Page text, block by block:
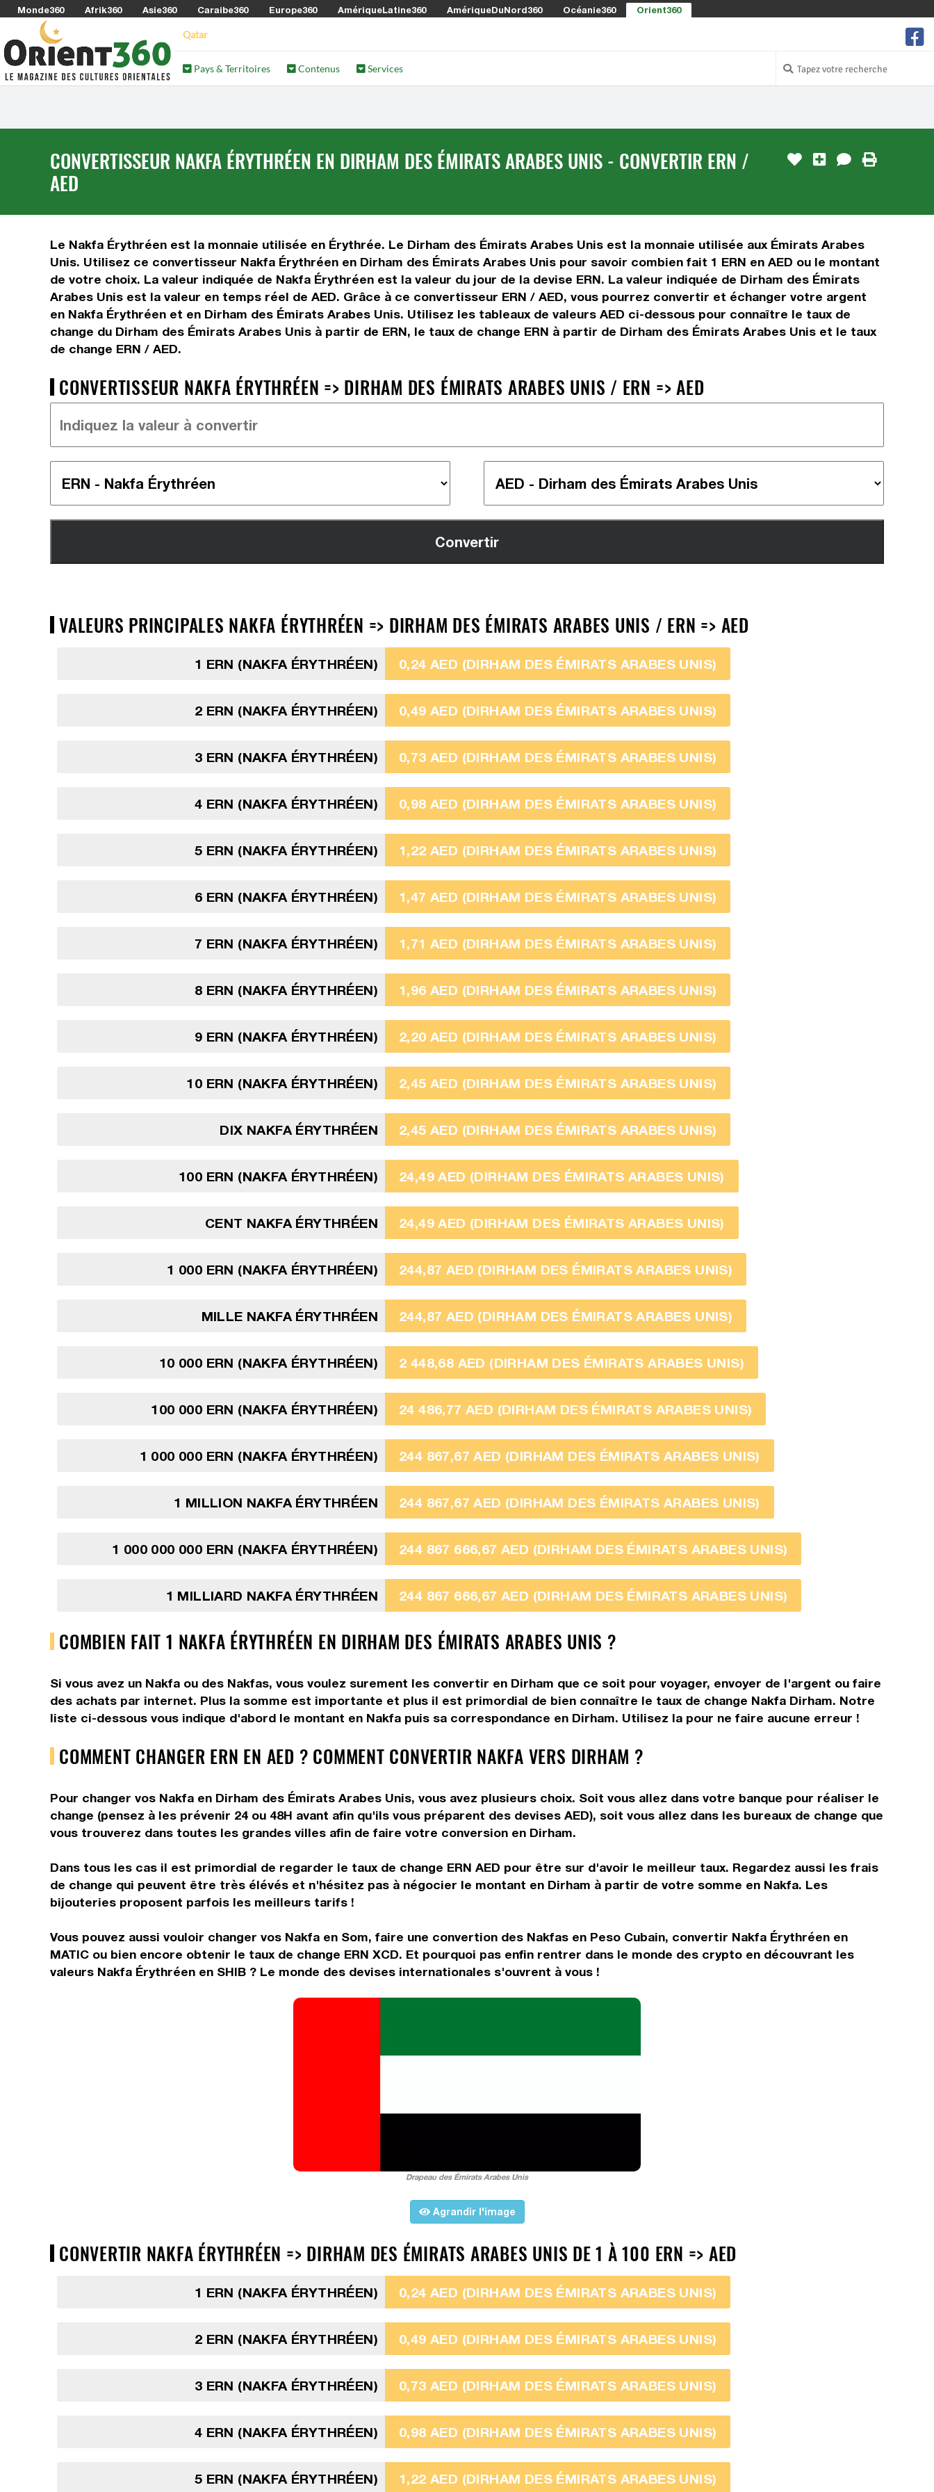
Monde360 Afrik360 Asie360 Caraibe360 Europe360 AmériqueLatine360 AmériqueDuNord360 Océanie360 Orient360
Qatar
Pays & Territoires Contenus Services
CONVERTISSEUR NAKFA ÉRYTHRÉEN EN DIRHAM DES ÉMIRATS ARABES UNIS - CONVERTIR ERN /
AED
Le Nakfa Érythréen est la monnaie utilisée en Érythrée. Le Dirham des Émirats Arabes Unis est la monnaie utilisée aux Émirats Arabes
Unis. Utilisez ce convertisseur Nakfa Érythréen en Dirham des Émirats Arabes Unis pour savoir combien fait 1 ERN en AED ou le montant
de votre choix. La valeur indiquée de Nakfa Érythréen est la valeur du jour de la devise ERN. La valeur indiquée de Dirham des Émirats
Arabes Unis est la valeur en temps réel de AED. Grâce à ce convertisseur ERN / AED, vous pourrez convertir et échanger votre argent
en Nakfa Érythréen et en Dirham des Émirats Arabes Unis. Utilisez les tableaux de valeurs AED ci-dessous pour connaître le taux de
change du Dirham des Émirats Arabes Unis à partir de ERN, le taux de change ERN à partir de Dirham des Émirats Arabes Unis et le taux
de change ERN / AED.
CONVERTISSEUR NAKFA ÉRYTHRÉEN => DIRHAM DES ÉMIRATS ARABES UNIS / ERN => AED
VALEURS PRINCIPALES NAKFA ÉRYTHRÉEN => DIRHAM DES ÉMIRATS ARABES UNIS / ERN => AED
1 ERN (NAKFA ÉRYTHRÉEN) 0,24 AED (DIRHAM DES ÉMIRATS ARABES UNIS)
2 ERN (NAKFA ÉRYTHRÉEN) 0,49 AED (DIRHAM DES ÉMIRATS ARABES UNIS)
3 ERN (NAKFA ÉRYTHRÉEN) 0,73 AED (DIRHAM DES ÉMIRATS ARABES UNIS)
4 ERN (NAKFA ÉRYTHRÉEN) 0,98 AED (DIRHAM DES ÉMIRATS ARABES UNIS)
5 ERN (NAKFA ÉRYTHRÉEN) 1,22 AED (DIRHAM DES ÉMIRATS ARABES UNIS)
6 ERN (NAKFA ÉRYTHRÉEN) 1,47 AED (DIRHAM DES ÉMIRATS ARABES UNIS)
7 ERN (NAKFA ÉRYTHRÉEN) 1,71 AED (DIRHAM DES ÉMIRATS ARABES UNIS)
8 ERN (NAKFA ÉRYTHRÉEN) 1,96 AED (DIRHAM DES ÉMIRATS ARABES UNIS)
9 ERN (NAKFA ÉRYTHRÉEN) 2,20 AED (DIRHAM DES ÉMIRATS ARABES UNIS)
10 ERN (NAKFA ÉRYTHRÉEN) 2,45 AED (DIRHAM DES ÉMIRATS ARABES UNIS)
DIX NAKFA ÉRYTHRÉEN 2,45 AED (DIRHAM DES ÉMIRATS ARABES UNIS)
100 ERN (NAKFA ÉRYTHRÉEN) 24,49 AED (DIRHAM DES ÉMIRATS ARABES UNIS)
CENT NAKFA ÉRYTHRÉEN 24,49 AED (DIRHAM DES ÉMIRATS ARABES UNIS)
1 000 ERN (NAKFA ÉRYTHRÉEN) 244,87 AED (DIRHAM DES ÉMIRATS ARABES UNIS)
MILLE NAKFA ÉRYTHRÉEN 244,87 AED (DIRHAM DES ÉMIRATS ARABES UNIS)
10 000 ERN (NAKFA ÉRYTHRÉEN) 2 448,68 AED (DIRHAM DES ÉMIRATS ARABES UNIS)
100 000 ERN (NAKFA ÉRYTHRÉEN) 24 486,77 AED (DIRHAM DES ÉMIRATS ARABES UNIS)
1 000 000 ERN (NAKFA ÉRYTHRÉEN) 244 867,67 AED (DIRHAM DES ÉMIRATS ARABES UNIS)
1 MILLION NAKFA ÉRYTHRÉEN 244 867,67 AED (DIRHAM DES ÉMIRATS ARABES UNIS)
1 000 000 000 ERN (NAKFA ÉRYTHRÉEN) 244 867 666,67 AED (DIRHAM DES ÉMIRATS ARABES UNIS)
1 MILLIARD NAKFA ÉRYTHRÉEN 244 867 666,67 AED (DIRHAM DES ÉMIRATS ARABES UNIS)
COMBIEN FAIT 1 NAKFA ÉRYTHRÉEN EN DIRHAM DES ÉMIRATS ARABES UNIS ?
Si vous avez un Nakfa ou des Nakfas, vous voulez surement les convertir en Dirham que ce soit pour voyager, envoyer de l'argent ou faire
des achats par internet. Plus la somme est importante et plus il est primordial de bien connaître le taux de change Nakfa Dirham. Notre
liste ci-dessous vous indique d'abord le montant en Nakfa puis sa correspondance en Dirham. Utilisez la pour ne faire aucune erreur !
COMMENT CHANGER ERN EN AED ? COMMENT CONVERTIR NAKFA VERS DIRHAM ?
Pour changer vos Nakfa en Dirham des Émirats Arabes Unis, vous avez plusieurs choix. Soit vous allez dans votre banque pour réaliser le
change (pensez à les prévenir 24 ou 48H avant afin qu'ils vous préparent des devises AED), soit vous allez dans les bureaux de change que
vous trouverez dans toutes les grandes villes afin de faire votre conversion en Dirham.
Dans tous les cas il est primordial de regarder le taux de change ERN AED pour être sur d'avoir le meilleur taux. Regardez aussi les frais
de change qui peuvent être très élévés et n'hésitez pas à négocier le montant en Dirham à partir de votre somme en Nakfa. Les
bijouteries proposent parfois les meilleurs tarifs !
Vous pouvez aussi vouloir changer vos Nakfa en Som, faire une convertion des Nakfas en Peso Cubain, convertir Nakfa Érythréen en
MATIC ou bien encore obtenir le taux de change ERN XCD. Et pourquoi pas enfin rentrer dans le monde des crypto en découvrant les
valeurs Nakfa Érythréen en SHIB ? Le monde des devises internationales s'ouvrent à vous !
Drapeau des Émirats Arabes Unis
Agrandir l'image
CONVERTIR NAKFA ÉRYTHRÉEN => DIRHAM DES ÉMIRATS ARABES UNIS DE 1 À 100 ERN => AED
1 ERN (NAKFA ÉRYTHRÉEN) 0,24 AED (DIRHAM DES ÉMIRATS ARABES UNIS)
2 ERN (NAKFA ÉRYTHRÉEN) 0,49 AED (DIRHAM DES ÉMIRATS ARABES UNIS)
3 ERN (NAKFA ÉRYTHRÉEN) 0,73 AED (DIRHAM DES ÉMIRATS ARABES UNIS)
4 ERN (NAKFA ÉRYTHRÉEN) 0,98 AED (DIRHAM DES ÉMIRATS ARABES UNIS)
5 ERN (NAKFA ÉRYTHRÉEN) 1,22 AED (DIRHAM DES ÉMIRATS ARABES UNIS)